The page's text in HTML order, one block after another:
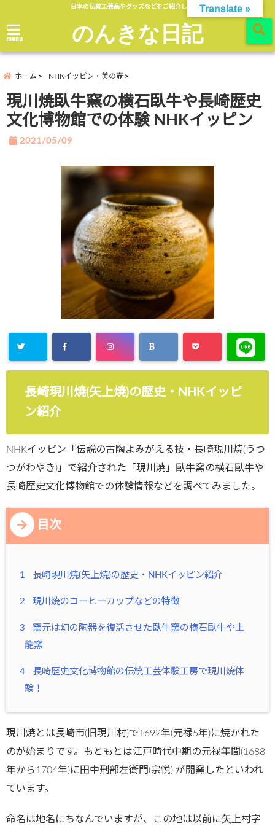
日本の伝統工芸品やグッズなどをご紹介します。
menu のんきな日記
ホーム NHKイッピン・美の壺
現川焼臥牛窯の横石臥牛や長崎歴史
文化博物館での体験 NHKイッピン
2021/05/09
長崎現川焼(矢上焼)の歴史・NHKイッピ
ン紹介
NHKイッピン「伝説の古陶よみがえる技・長崎現川焼(うつ
つがわやき)」で紹介された「現川焼」臥牛窯の横石臥牛や
長崎歴史文化博物館での体験情報などを調べてみました。
目次
1 長崎現川焼(矢上焼)の歴史・NHKイッピン紹介
2 現川焼のコーヒーカップなどの特徴
3
窯元は幻の陶器を復活させた臥牛窯の横石臥牛や土
龍窯
4
長崎歴史文化博物館の伝統工芸体験工房で現川焼体
験！
現川焼とは長崎市(旧現川村)で1692年(元禄5年)に焼かれた
のが始まりです。もともとは江戸時代中期の元禄年間(1688
年から1704年)に田中刑部左衛門(宗悦) が開窯したといわれ
ています。
命名は地名にちなんでいますが、この地は以前に矢上村字
Translate »